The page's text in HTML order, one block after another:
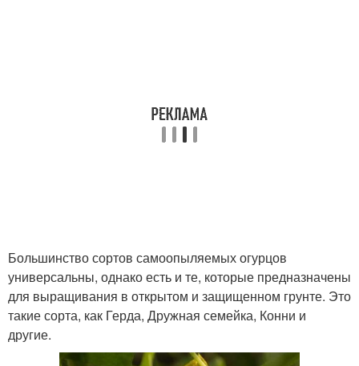
Большинство сортов самоопыляемых огурцов
универсальны, однако есть и те, которые предназначены
для выращивания в открытом и защищенном грунте. Это
такие сорта, как Герда, Дружная семейка, Конни и
другие.